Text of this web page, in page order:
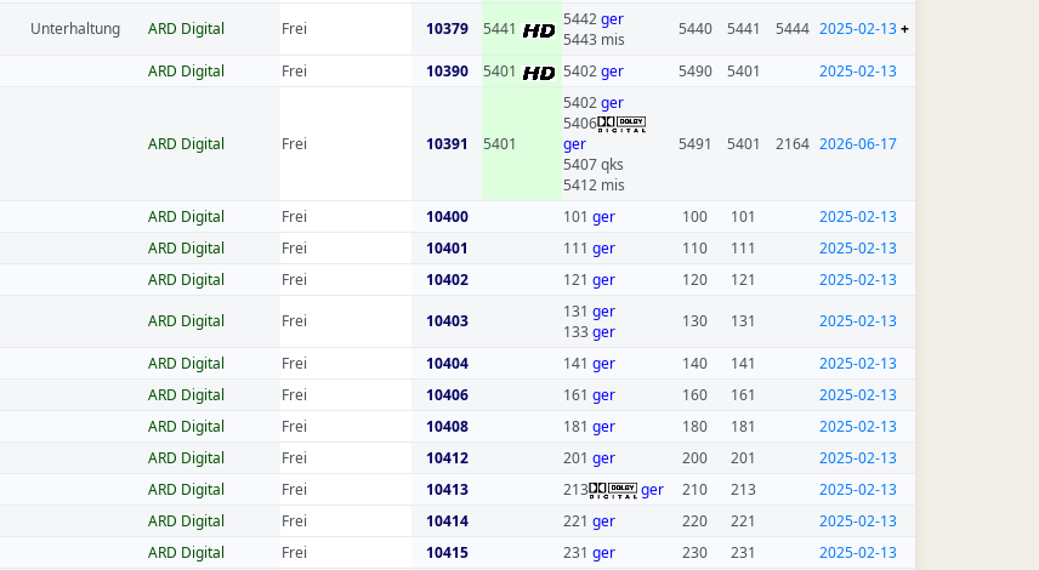
Unterhaltung ARD Digital Frei 10379 5441 5442ger
5443 mis
5440 5441 5444 2025-02-13+
ARD Digital Frei 10390 5401 5402ger 5490 5401 2025-02-13
ARD Digital Frei 10391 5401
5402ger
5406
ger
5407 qks
5412 mis
5491 5401 2164 2026-06-17
ARD Digital Frei 10400 101 ger 100 101
2025-02-13
ARD Digital Frei 10401 111 ger 110 111
2025-02-13
ARD Digital Frei 10402 121 ger 120 121
2025-02-13
ARD Digital Frei 10403 131 ger
133ger
130 131 2025-02-13
ARD Digital Frei 10404 141 ger 140 141
2025-02-13
ARD Digital Frei 10406 161 ger 160 161
2025-02-13
ARD Digital Frei 10408 181 ger 180 181
2025-02-13
ARD Digital Frei 10412 201 ger 200 201
2025-02-13
ARD Digital Frei 10413 213 ger 210 213
2025-02-13
ARD Digital Frei 10414 221 ger 220 221
2025-02-13
ARD Digital Frei 10415 231 ger 230 231
2025-02-13